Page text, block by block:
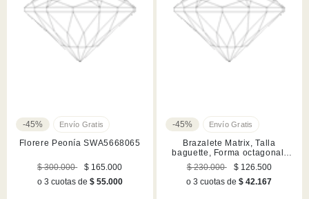
-45%
Florere Peonía SWA5668065
$ 300.000
$ 165.000
o 3 cuotas de $ 55.000
-45%
Brazalete Matrix, Talla
baguette, Forma octagonal,
Verde, Acabado en rodio
$ 230.000
$ 126.500
o 3 cuotas de$ 42.167